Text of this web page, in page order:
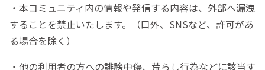
・本コミュニティ内の情報や発信する内容は、外部へ漏洩
することを禁止いたします。（口外、SNSなど、許可があ
る場合を除く）
・他の利用者の方への誹謗中傷、荒らし行為などに該当す